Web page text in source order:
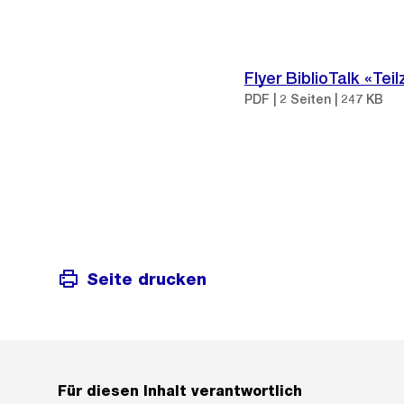
Flyer BiblioTalk
PDF | 2 Seiten | 247 KB
Seite drucken
Für diesen Inhalt verantwortlich